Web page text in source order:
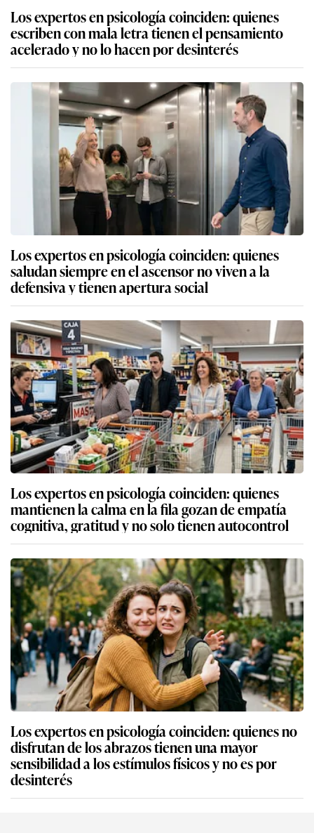
Los expertos en psicología coinciden: quienes
escriben con mala letra tienen el pensamiento
acelerado y no lo hacen por desinterés
Los expertos en psicología coinciden: quienes
saludan siempre en el ascensor no viven a la
defensiva y tienen apertura social
Los expertos en psicología coinciden: quienes
mantienen la calma en la fila gozan de empatía
cognitiva, gratitud y no solo tienen autocontrol
Los expertos en psicología coinciden: quienes no
disfrutan de los abrazos tienen una mayor
sensibilidad a los estímulos físicos y no es por
desinterés